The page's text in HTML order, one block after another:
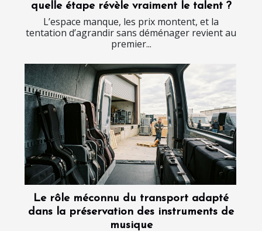
quelle étape révèle vraiment le talent ?
L’espace manque, les prix montent, et la
tentation d’agrandir sans déménager revient au
premier...
Le rôle méconnu du transport adapté
dans la préservation des instruments de
musique